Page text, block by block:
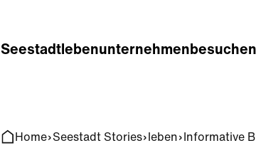
Seestadtlebenunternehmenbesuchen
Home Seestadt Stories leben Informative